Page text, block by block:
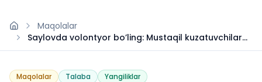
Maqolalar
Saylovda volontyor bo’ling: Mustaqil kuzatuvchilar
guruhi
Maqolalar Talaba Yangiliklar